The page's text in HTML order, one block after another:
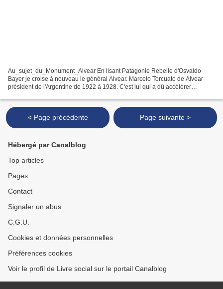
Au_sujet_du_Monument_Alvear En lisant Patagonie Rebelle d'Osvaldo
Bayer je croise à nouveau le général Alvear. Marcelo Torcuato de Alvear
président de l'Argentine de 1922 à 1928. C'est lui qui a dû accélérer
< Page précédente Page suivante >
Hébergé par Canalblog
Top articles
Pages
Contact
Signaler un abus
C.G.U.
Cookies et données personnelles
Préférences cookies
Voir le profil de Livre social sur le portail Canalblog